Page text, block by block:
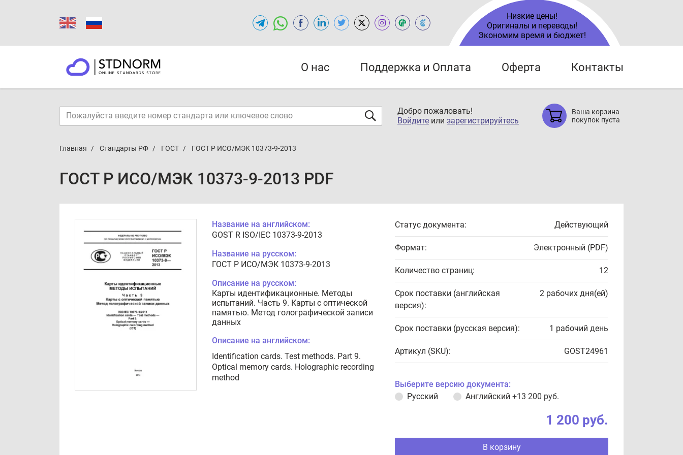
Низкие цены!
Оригиналы и переводы!
Экономим время и бюджет!
О нас Поддержка и Оплата Оферта Контакты
Добро пожаловать!
Войдите или зарегистрируйтесь
Ваша корзина
покупок пуста
Главная Стандарты РФ ГОСТ ГОСТ Р ИСО/МЭК 10373-9-2013
ГОСТ Р ИСО/МЭК 10373-9-2013 PDF
Название на английском:
GOST R ISO/IEC 10373-9-2013
Название на русском:
ГОСТ Р ИСО/МЭК 10373-9-2013
Описание на русском:
Карты идентификационные. Методы
испытаний. Часть 9. Карты с оптической
памятью. Метод голографической записи
данных
Описание на английском:
Identification cards. Test methods. Part 9.
Optical memory cards. Holographic recording
method
Статус документа: Действующий
Формат: Электронный (PDF)
Количество страниц: 12
Срок поставки (английская
версия):
2 рабочих дня(ей)
Срок поставки (русская версия): 1 рабочий день
Артикул (SKU): GOST24961
Выберите версию документа:
Русский
Английский +13 200 руб.
1 200 руб.
В корзину